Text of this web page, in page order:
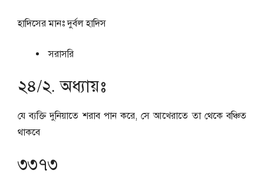
হাদিসের মানঃদুর্বল হাদিস
সরাসরি
২৪/২. অধ্যায়ঃ
যে ব্যক্তি দুনিয়াতে শরাব পান করে, সে আখেরাতে তা থেকে বঞ্চিত
থাকবে
৩৩৭৩